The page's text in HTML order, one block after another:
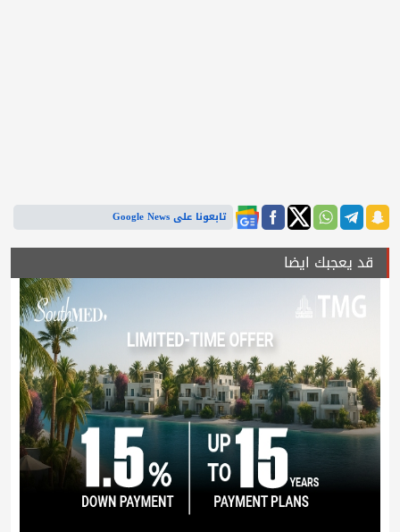
تابعونا على Google News
قد يعجبك ايضا